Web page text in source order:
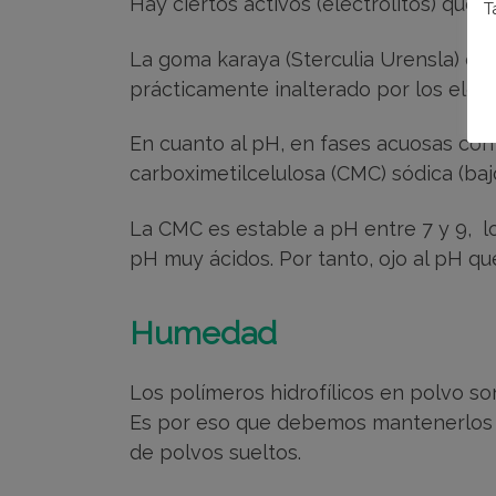
La goma karaya (Sterculia Urensla)
prácticamente inalterado por los
En cuanto al pH, en fases acuosas
carboximetilcelulosa (CMC) sódica
La CMC es estable a pH entre 7 y 9,
pH muy ácidos. Por tanto, ojo al pH
Humedad
Los polímeros hidrofílicos en polvo
Es por eso que debemos
de polvos sueltos.